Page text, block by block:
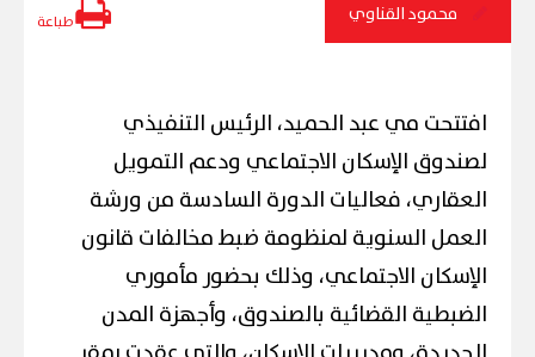
محمود القناوي طباعة
افتتحت مي عبد الحميد، الرئيس التنفيذي
لصندوق الإسكان الاجتماعي ودعم التمويل
العقاري، فعاليات الدورة السادسة من ورشة
العمل السنوية لمنظومة ضبط مخالفات قانون
الإسكان الاجتماعي، وذلك بحضور مأموري
الضبطية القضائية بالصندوق، وأجهزة المدن